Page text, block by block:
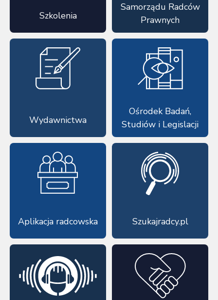
Szkolenia
Samorządu Radców
Prawnych
Wydawnictwa
Ośrodek Badań,
Studiów i Legislacji
Aplikacja radcowska Szukajradcy.pl